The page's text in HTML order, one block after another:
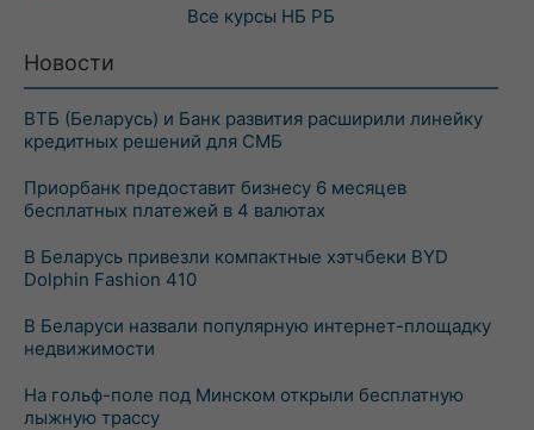
Все курсы НБ РБ
Новости
ВТБ (Беларусь) и Банк развития расширили линейку
кредитных решений для СМБ
Приорбанк предоставит бизнесу 6 месяцев
бесплатных платежей в 4 валютах
В Беларусь привезли компактные хэтчбеки BYD
Dolphin Fashion 410
В Беларуси назвали популярную интернет-площадку
недвижимости
На гольф-поле под Минском открыли бесплатную
лыжную трассу